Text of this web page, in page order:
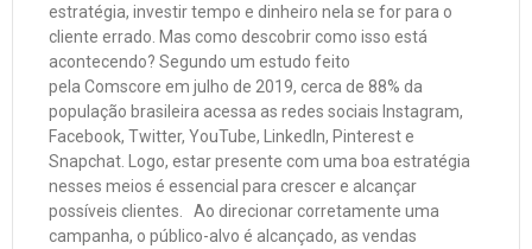
estratégia, investir tempo e dinheiro nela se for para o
cliente errado. Mas como descobrir como isso está
acontecendo? Segundo um estudo feito
pela Comscore em julho de 2019, cerca de 88% da
população brasileira acessa as redes sociais Instagram,
Facebook, Twitter, YouTube, LinkedIn, Pinterest e
Snapchat. Logo, estar presente com uma boa estratégia
nesses meios é essencial para crescer e alcançar
possíveis clientes. Ao direcionar corretamente uma
campanha, o público-alvo é alcançado, as vendas